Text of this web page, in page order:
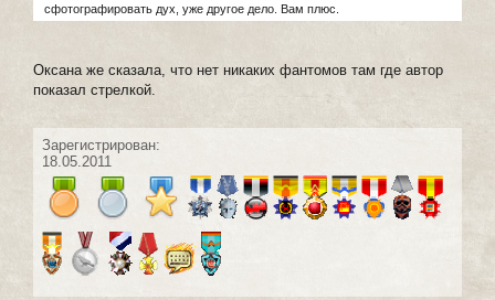
сфотографировать дух, уже другое дело. Вам плюс.
Оксана же сказала, что нет никаких фантомов там где автор
показал стрелкой.
Зарегистрирован:
18.05.2011